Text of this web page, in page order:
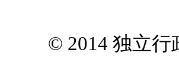
© 2014 独立行